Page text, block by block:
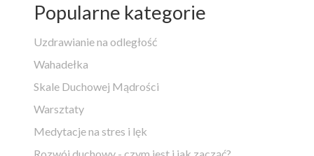
Popularne kategorie
Uzdrawianie na odległość
Wahadełka
Skale Duchowej Mądrości
Warsztaty
Medytacje na stres i lęk